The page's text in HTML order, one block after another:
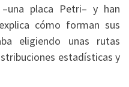
placa Petri– y han
cómo forman sus
eligiendo unas rutas
estadísticas y